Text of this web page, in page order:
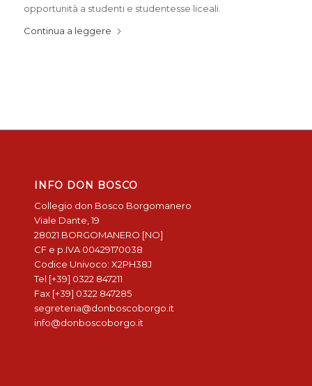
opportunità a studenti e studentesse liceali.
Continua a leggere
INFO DON BOSCO
Collegio don Bosco Borgomanero
Viale Dante, 19
28021 BORGOMANERO [NO]
CF e p.IVA 00429170038
Codice Univoco: X2PH38J
Tel [+39] 0322 847211
Fax [+39] 0322 847285
segreteria@donboscoborgo.it
info@donboscoborgo.it